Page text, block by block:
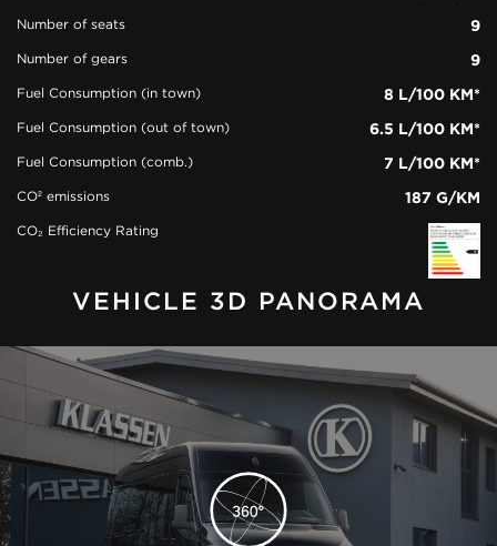
Number of seats 9
Number of gears 9
Fuel Consumption (in town) 8 L/100 KM*
Fuel Consumption (out of town) 6.5 L/100 KM*
Fuel Consumption (comb.) 7 L/100 KM*
CO² emissions 187 G/KM
CO₂ Efficiency Rating
VEHICLE 3D PANORAMA